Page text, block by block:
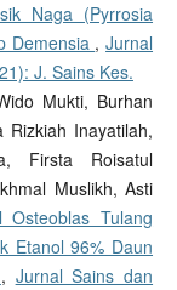
Naga (Pyrrosia
Demensia ,Jurnal
J. Sains Kes.
Mukti, Burhan
Rizkiah Inayatilah,
Firsta Roisatul
Muslikh, Asti
Tulang
Etanol 96% Daun
, Jurnal Sains dan